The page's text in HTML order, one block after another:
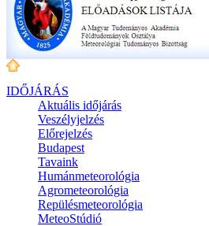
IDŐJÁRÁS
Aktuális időjárás
Veszélyjelzés
Előrejelzés
Budapest
Tavaink
Humánmeteorológia
Agrometeorológia
Repülésmeteorológia
MeteoStúdió